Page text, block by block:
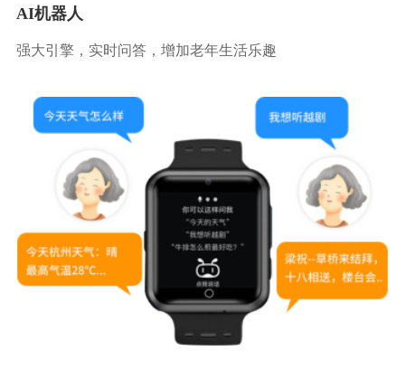
AI机器人
强大引擎，实时问答，增加老年生活乐趣